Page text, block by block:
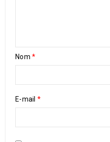
Nom *
E-mail *